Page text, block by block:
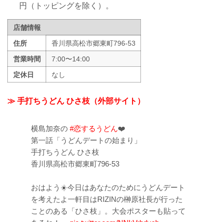
円（トッピングを除く）。
店舗情報
住所
香川県高松市郷東町796-53
営業時間
7:00〜14:00
定休日
なし
≫ 手打ちうどん ひさ枝（外部サイト）
横島加奈の #恋するうどん❤️
第一話「うどんデートの始まり」
手打ちうどん ひさ枝
香川県高松市郷東町796-53
おはよう☀️今日はあなたのためにうどんデート
を考えたよ一軒目はRIZINの榊原社長が行った
ことのある「ひさ枝」。大会ポスターも貼って